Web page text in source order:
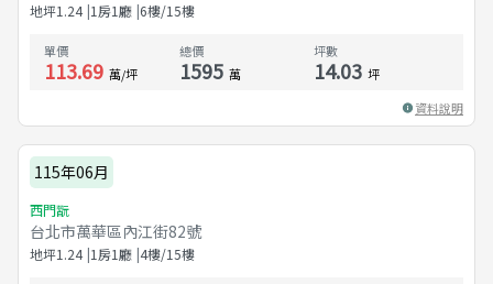
地坪1.24 1房1廳 6樓/15樓
單價
113.69 萬/坪
總價
1595 萬
坪數
14.03 坪
資料說明
115年06月
西門翫
台北市萬華區內江街82號
地坪1.24 1房1廳 4樓/15樓